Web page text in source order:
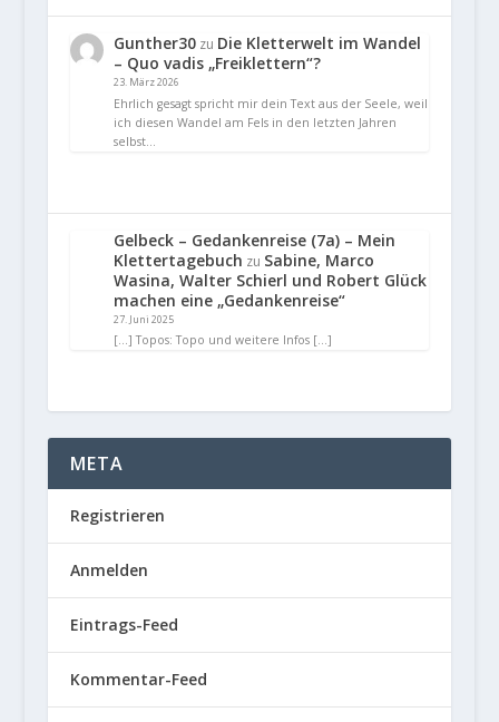
Gunther30zu Die Kletterwelt im Wandel
– Quo vadis „Freiklettern“?
23. März 2026
Ehrlich gesagt spricht mir dein Text aus der Seele, weil
ich diesen Wandel am Fels in den letzten Jahren
selbst…
Gelbeck – Gedankenreise (7a) – Mein
Klettertagebuch zu Sabine, Marco
Wasina, Walter Schierl und Robert Glück
machen eine „Gedankenreise“
27. Juni 2025
[…] Topos: Topo und weitere Infos […]
META
Registrieren
Anmelden
Eintrags-Feed
Kommentar-Feed